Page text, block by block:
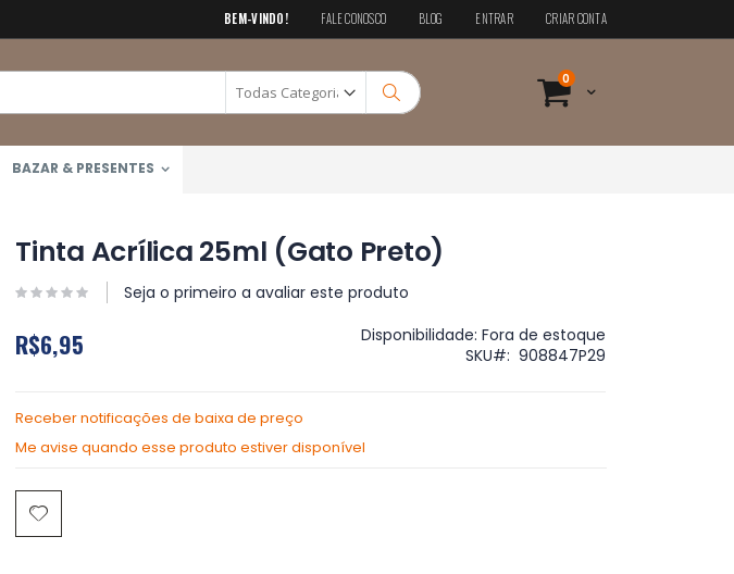
BEM-VINDO! FALE CONOSCO BLOG ENTRAR CRIAR CONTA
Cart
0 itens
Pesquisa
BAZAR & PRESENTES
Tinta Acrílica 25ml (Gato Preto)
Seja o primeiro a avaliar este produto
R$6,95 Disponibilidade: Fora de estoque
SKU
908847P29
Receber notificações de baixa de preço
Me avise quando esse produto estiver disponível